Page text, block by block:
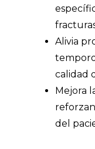
Alivia
calidad
Mejora
del